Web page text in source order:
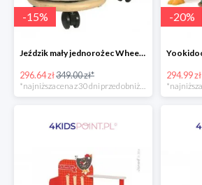
-15%
Jeździk mały jednorożec Wheely Bug
296.64 zł349.00 zł*
*najniższa cena z 30 dni przed obniżką
-20%
294.99 zł